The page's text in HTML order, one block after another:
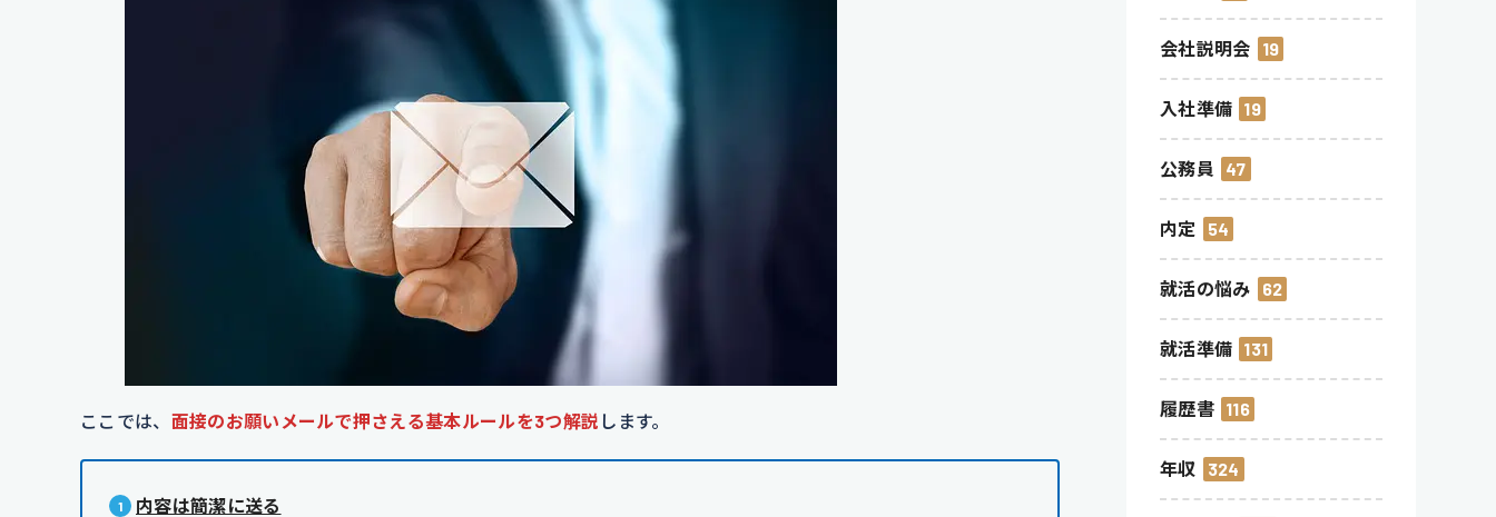
ここでは、 面接のお願いメールで押さえる基本ルールを3つ解説 します。
内容は簡潔に送る
会社説明会 19
入社準備 19
公務員 47
内定 54
就活の悩み 62
就活準備 131
履歴書 116
年収 324